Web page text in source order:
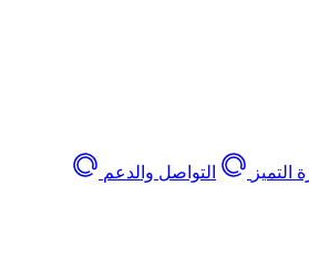
التميز التواصل والدعم